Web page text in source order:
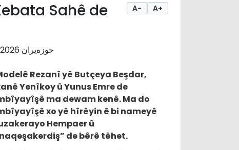
A- A+
Sahê de
25 حوزەیران 2026
Rezanî yê Butçeya Beşdar,
Yenîkoy û Yunus Emre de
ma dewam kenê. Ma do
xo yê hîrêyin ê bi nameyê
Hempaer û
de bêrê têhet.